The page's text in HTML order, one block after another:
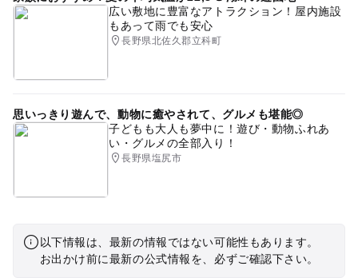
広い敷地に豊富なアトラクション！屋内施設
もあって雨でも安心
長野県北佐久郡立科町
思いっきり遊んで、動物に癒やされて、グルメも堪能◎
子どもも大人も夢中に！遊び・動物ふれあ
い・グルメの全部入り！
長野県塩尻市
以下情報は、最新の情報ではない可能性もあります。
お出かけ前に最新の公式情報を、必ずご確認下さい。